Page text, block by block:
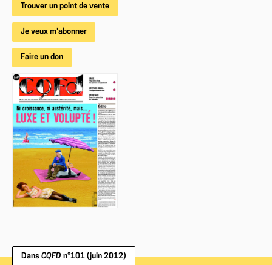
Trouver un point de vente
Je veux m'abonner
Faire un don
Dans CQFD n°101 (juin 2012)